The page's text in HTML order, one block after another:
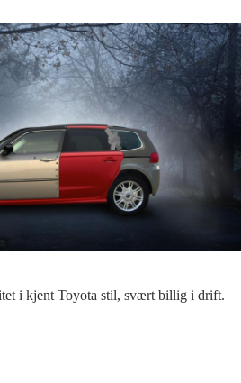
i kjent Toyota stil, svært billig i drift.